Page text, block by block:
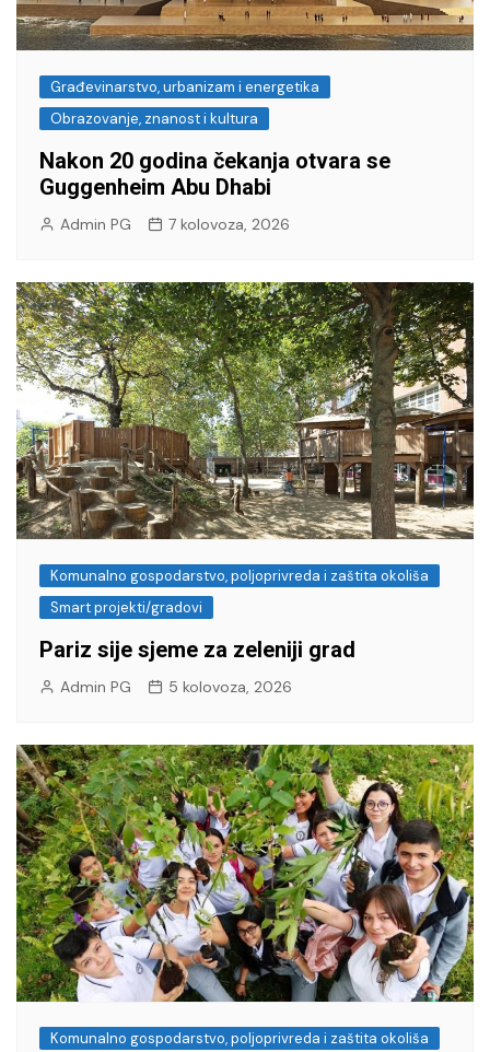
Građevinarstvo, urbanizam i energetika
Obrazovanje, znanost i kultura
Nakon 20 godina čekanja otvara se
Guggenheim Abu Dhabi
Admin PG 7 kolovoza, 2026
Komunalno gospodarstvo, poljoprivreda i zaštita okoliša
Smart projekti/gradovi
Pariz sije sjeme za zeleniji grad
Admin PG 5 kolovoza, 2026
Komunalno gospodarstvo, poljoprivreda i zaštita okoliša